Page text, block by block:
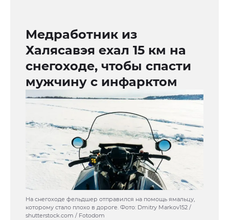
Медработник из
Халясавэя ехал 15 км на
снегоходе, чтобы спасти
мужчину с инфарктом
На снегоходе фельдшер отправился на помощь ямальцу,
которому стало плохо в дороге. Фото: Dmitry Markov152 /
shutterstock.com / Fotodom